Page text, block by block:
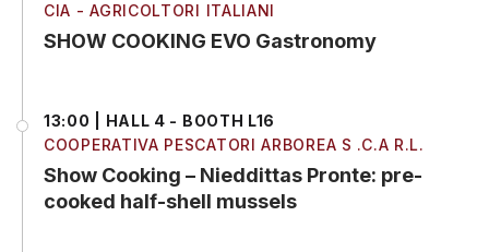
CIA - AGRICOLTORI ITALIANI
SHOW COOKING EVO Gastronomy
13:00 | HALL 4 - BOOTH L16
COOPERATIVA PESCATORI ARBOREA S .C.A R.L.
Show Cooking – Nieddittas Pronte: pre-
cooked half-shell mussels